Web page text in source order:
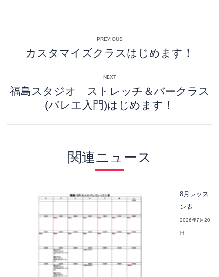
navigation
PREVIOUS
Previous
カスタマイズクラスはじめます！
NEXT
Next
post:
福島スタジオ ストレッチ＆バークラス
(バレエ入門)はじめます！
関連ニュース
8月レッス
ン表
2026年7月20
日